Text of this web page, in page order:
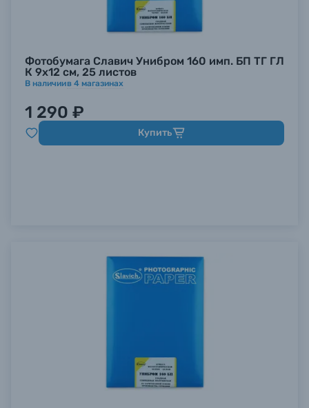
Фотобумага Славич Унибром 160 имп. БП ТГ ГЛ
К 9х12 см, 25 листов
В наличиив 4 магазинах
1 290 ₽
Купить